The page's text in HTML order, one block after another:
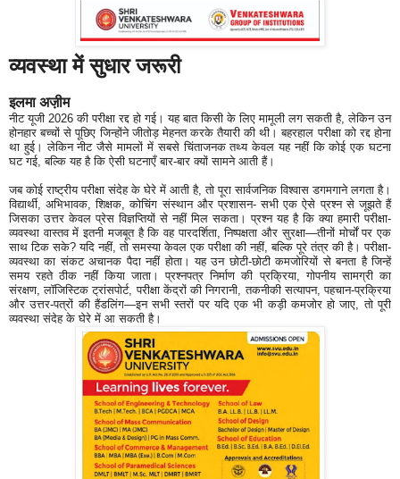
व्यवस्था में सुधार जरूरी
इलमा अज‍़ीम
नीट यूजी 2026 की परीक्षा रद्द हो गई। यह बात किसी के लिए मामूली लग सकती है, लेकिन उन
होनहार बच्चों से पूछिए जिन्होंने जीतोड़ मेहनत करके तैयारी की थी। बहरहाल परीक्षा को रद्द होना
था हुई। लेकिन नीट जैसे मामलों में सबसे चिंताजनक तथ्य केवल यह नहीं कि कोई एक घटना
घट गई, बल्कि यह है कि ऐसी घटनाएँ बार-बार क्यों सामने आती हैं।
जब कोई राष्ट्रीय परीक्षा संदेह के घेरे में आती है, तो पूरा सार्वजनिक विश्वास डगमगाने लगता है।
विद्यार्थी, अभिभावक, शिक्षक, कोचिंग संस्थान और प्रशासन- सभी एक ऐसे प्रश्न से जूझते हैं
जिसका उत्तर केवल प्रेस विज्ञप्तियों से नहीं मिल सकता। प्रश्न यह है कि क्या हमारी परीक्षा-
व्यवस्था वास्तव में इतनी मजबूत है कि वह पारदर्शिता, निष्पक्षता और सुरक्षा—तीनों मोर्चों पर एक
साथ टिक सके? यदि नहीं, तो समस्या केवल एक परीक्षा की नहीं, बल्कि पूरे तंत्र की है। परीक्षा-
व्यवस्था का संकट अचानक पैदा नहीं होता। यह उन छोटी-छोटी कमजोरियों से बनता है जिन्हें
समय रहते ठीक नहीं किया जाता। प्रश्नपत्र निर्माण की प्रक्रिया, गोपनीय सामग्री का
संरक्षण, लॉजिस्टिक ट्रांसपोर्ट, परीक्षा केंद्रों की निगरानी, तकनीकी सत्यापन, पहचान-प्रक्रिया
और उत्तर-पत्रों की हैंडलिंग—इन सभी स्तरों पर यदि एक भी कड़ी कमजोर हो जाए, तो पूरी
व्यवस्था संदेह के घेरे में आ सकती है।